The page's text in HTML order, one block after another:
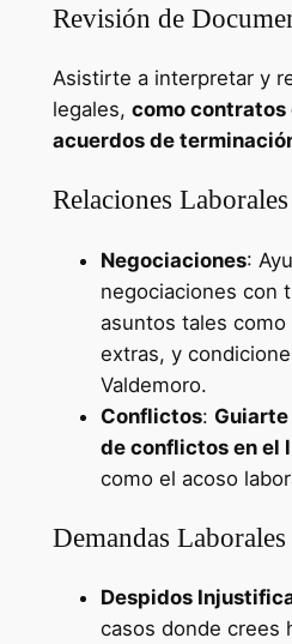
Revisión de
Asistirte a interpretar y
legales, como
acuerdos de
Relaciones Laborales
Negociaciones:
negociaciones con
asuntos tales como
extras, y
Valdemoro.
Conflictos:
de conflictos en el
como el acoso
Demandas Laborales
Despidos
casos donde crees